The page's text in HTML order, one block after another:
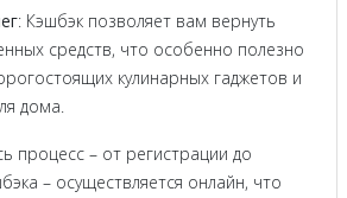
: Кэшбэк позволяет вам вернуть
средств, что особенно полезно
кулинарных гаджетов и
дома.
процесс – от регистрации до
– осуществляется онлайн, что